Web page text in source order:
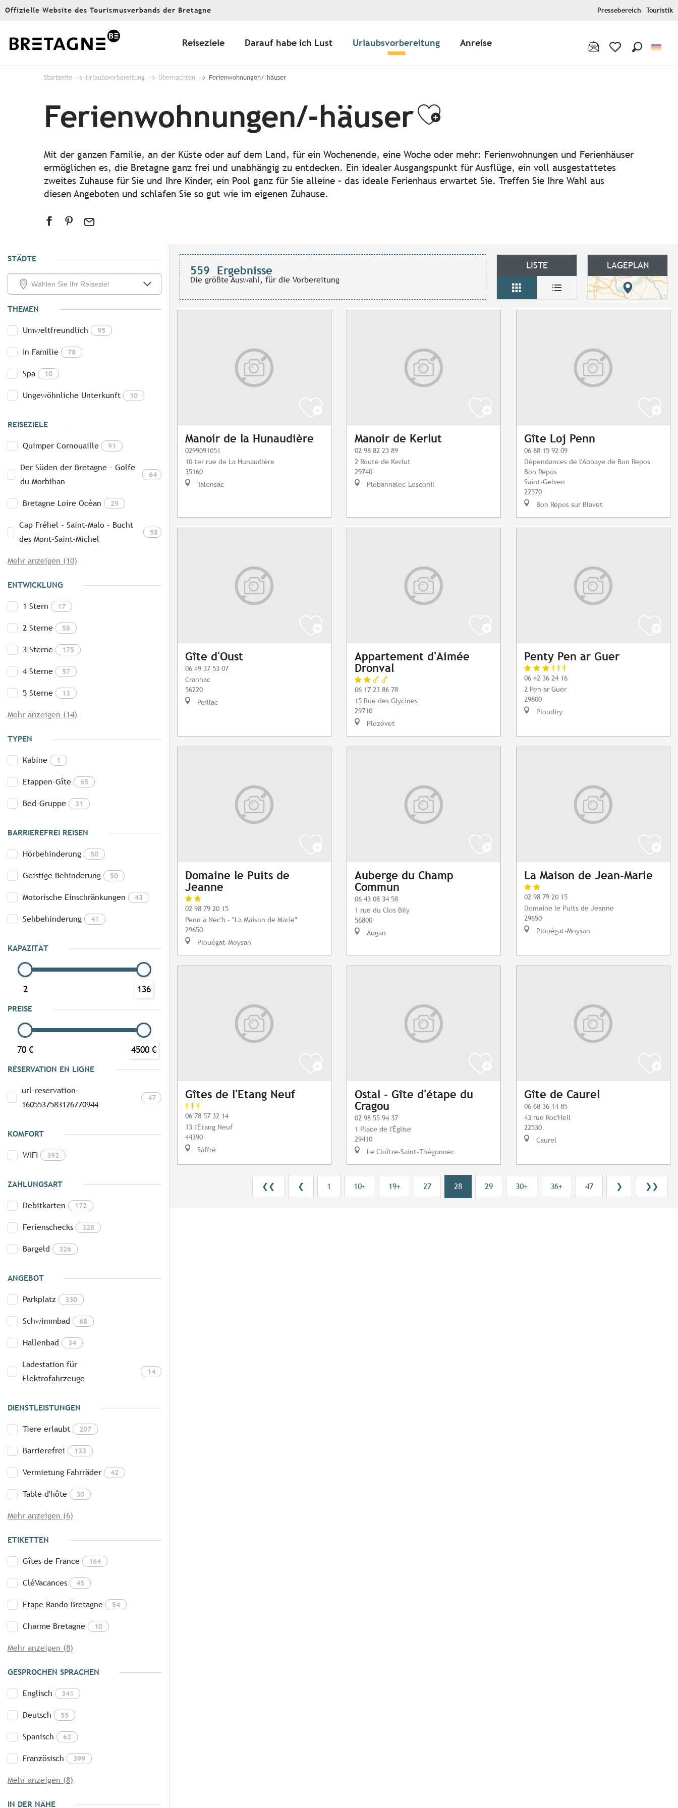
Aller
principal
Offizielle Website des Tourismusverbands der Bretagne Pressebereich Touristik
Reiseziele Darauf habe ich Lust Urlaubsvorbereitung Anreise
Startseite Urlaubsvorbereitung Übernachten Ferienwohnungen/-häuser
Ferienwohnungen/-häuserAjouter aux
Mit der ganzen Familie, an der Küste oder auf dem Land, für ein Wochenende, eine Woche oder mehr: Ferienwohnungen und Ferienhäuser
ermöglichen es, die Bretagne ganz frei und unabhängig zu entdecken. Ein idealer Ausgangspunkt für Ausflüge, ein voll ausgestattetes
zweites Zuhause für Sie und Ihre Kinder, ein Pool ganz für Sie alleine – das ideale Ferienhaus erwartet Sie. Treffen Sie Ihre Wahl aus
diesen Angeboten und schlafen Sie so gut wie im eigenen Zuhause.
STÄDTE
THEMEN
Umweltfreundlich 95
In Familie 78
Spa 10
Ungewöhnliche Unterkunft 10
REISEZIELE
Quimper Cornouaille 91
Der Süden der Bretagne - Golfe
du Morbihan
64
Bretagne Loire Océan 29
Cap Fréhel - Saint-Malo - Bucht
des Mont-Saint-Michel
58
Mehr anzeigen (10)
ENTWICKLUNG
1 Stern 17
2 Sterne 58
3 Sterne 175
4 Sterne 57
5 Sterne 13
Mehr anzeigen (14)
TYPEN
Kabine 1
Etappen-Gîte 65
Bed-Gruppe 31
BARRIEREFREI REISEN
Hörbehinderung 50
Geistige Behinderung 50
Motorische Einschränkungen 43
Sehbehinderung 41
KAPAZITÄT
2 136
PREISE
70 € 4500 €
RÉSERVATION EN LIGNE
url-reservation-
1605537583126770944
47
KOMFORT
WIFI 392
ZAHLUNGSART
Debitkarten 172
Ferienschecks 328
Bargeld 326
ANGEBOT
Parkplatz 330
Schwimmbad 68
Hallenbad 34
Ladestation für
Elektrofahrzeuge
14
DIENSTLEISTUNGEN
Tiere erlaubt 207
Barrierefrei 133
Vermietung Fahrräder 42
Table d'hôte 30
Mehr anzeigen (6)
ETIKETTEN
Gîtes de France 164
CléVacances 45
Etape Rando Bretagne 54
Charme Bretagne 10
Mehr anzeigen (8)
GESPROCHEN SPRACHEN
Englisch 341
Deutsch 55
Spanisch 62
Französisch 399
Mehr anzeigen (8)
IN DER NÄHE
559 Ergebnisse
Die größte Auswahl, für die Vorbereitung
LISTE LAGEPLAN
Manoir de la Hunaudière
0299091051
10 ter rue de La Hunaudière
35160
Talensac
Manoir de Kerlut
02 98 82 23 89
2 Route de Kerlut
29740
Plobannalec-Lesconil
Gîte Loj Penn
06 88 15 92 09
Dépendances de l'Abbaye de Bon Repos
Bon Repos
Saint-Gelven
22570
Bon Repos sur Blavet
Gîte d'Oust
06 49 37 53 07
Cranhac
56220
Peillac
Appartement d'Aimée
Dronval
06 17 23 86 78
15 Rue des Glycines
29710
Plozévet
Penty Pen ar Guer
06 42 36 24 16
2 Pen ar Guer
29800
Ploudiry
Domaine le Puits de
Jeanne
02 98 79 20 15
Penn a Nec'h - "La Maison de Marie"
29650
Plouégat-Moysan
Auberge du Champ
Commun
06 43 08 34 58
1 rue du Clos Bily
56800
Augan
La Maison de Jean-Marie
02 98 79 20 15
Domaine le Puits de Jeanne
29650
Plouégat-Moysan
Gîtes de l'Etang Neuf
06 78 57 32 14
13 l'Etang Neuf
44390
Saffré
Ostal - Gîte d'étape du
Cragou
02 98 55 94 37
1 Place de l'Église
29410
Le Cloître-Saint-Thégonnec
Gîte de Caurel
06 68 36 14 85
43 rue Roc'Hell
22530
Caurel
❮❮ ❮ 1 10+ 19+ 27 28 29 30+ 36+ 47 ❯ ❯❯